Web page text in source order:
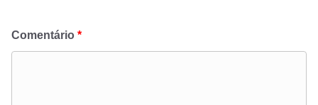
Comentário *